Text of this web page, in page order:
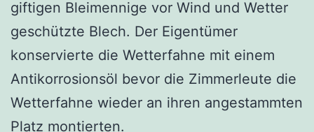
giftigen Bleimennige vor Wind und Wetter
geschützte Blech. Der Eigentümer
konservierte die Wetterfahne mit einem
Antikorrosionsöl bevor die Zimmerleute die
Wetterfahne wieder an ihren angestammten
Platz montierten.